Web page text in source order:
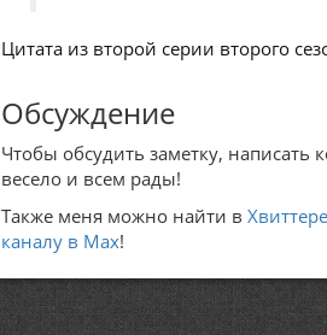
Цитата из второй серии второго
Обсуждение
Чтобы обсудить заметку, написать
весело и всем рады!
Также меня можно найти в Хвиттере
каналу в Max!